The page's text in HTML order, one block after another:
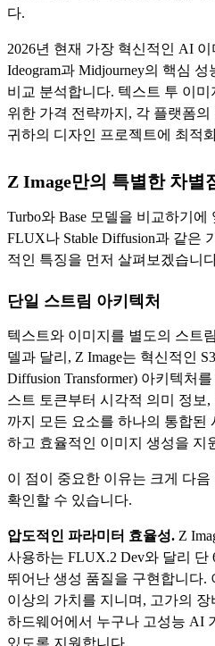
다.
2026년 현재 가장 혁신적인 AI
Ideogram과 Midjourney의 핵심
비교 분석합니다. 텍스트 투 이
위한 가격 전략까지, 각 플랫폼
귀하의 디자인 프로젝트에 최적
Z Image만의 특별한 차별
Turbo와 Base 모델을 비교하기에
FLUX나 Stable Diffusion과 같은
적인 특징을 먼저 살펴보겠습니
단일 스트림 아키텍처
텍스트와 이미지를 별도의 스트
델과 달리, Z Image는 혁신적인
Diffusion Transformer) 아키텍처
스트 토큰부터 시각적 의미 정보,
까지 모든 요소를 하나의 통합된
하고 효율적인 이미지 생성을 지
이 점이 중요한 이유는 크게 다
확인할 수 있습니다.
압도적인 파라미터 효율성. Z
사용하는 FLUX.2 Dev와 달리 단
뛰어난 생성 품질을 구현합니다.
이상의 가치를 지니며, 고가의
하드웨어에서 누구나 고성능 AI
있도록 지원합니다.